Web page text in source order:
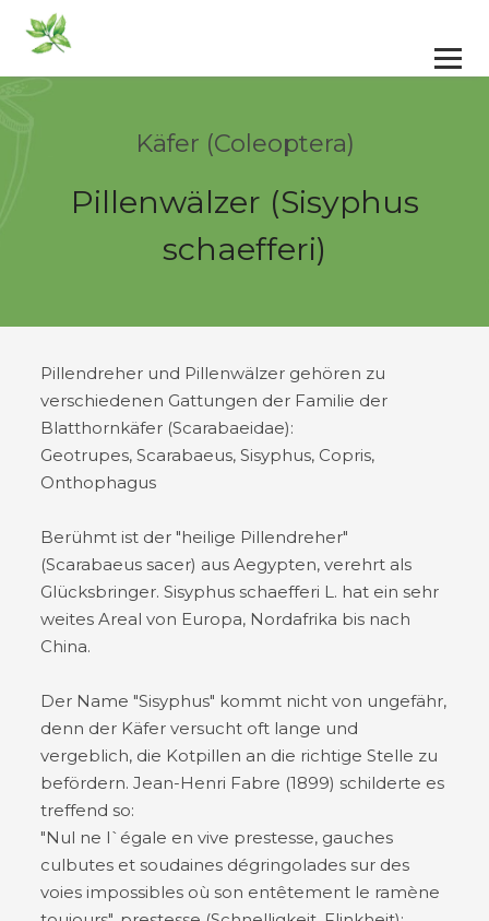
Käfer (Coleoptera)
Pillenwälzer (Sisyphus
schaefferi)
Pillendreher und Pillenwälzer gehören zu
verschiedenen Gattungen der Familie der
Blatthornkäfer (Scarabaeidae):
Geotrupes, Scarabaeus, Sisyphus, Copris,
Onthophagus
Berühmt ist der "heilige Pillendreher"
(Scarabaeus sacer) aus Aegypten, verehrt als
Glücksbringer. Sisyphus schaefferi L. hat ein sehr
weites Areal von Europa, Nordafrika bis nach
China.
Der Name "Sisyphus" kommt nicht von ungefähr,
denn der Käfer versucht oft lange und
vergeblich, die Kotpillen an die richtige Stelle zu
befördern. Jean-Henri Fabre (1899) schilderte es
treffend so:
"Nul ne l`égale en vive prestesse, gauches
culbutes et soudaines dégringolades sur des
voies impossibles où son entêtement le ramène